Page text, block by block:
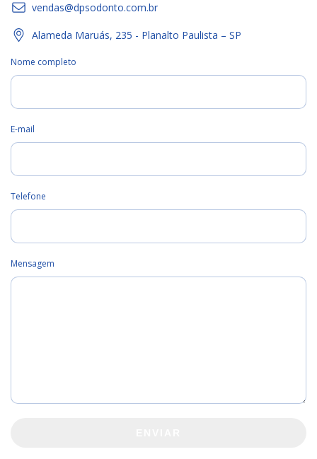
vendas@dpsodonto.com.br
Alameda Maruás, 235 - Planalto Paulista – SP
Nome completo
E-mail
Telefone
Mensagem